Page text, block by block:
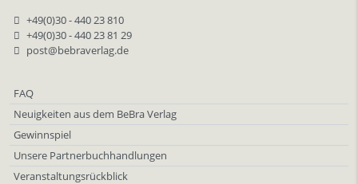
+49(0)30 - 440 23 810
+49(0)30 - 440 23 81 29
post@bebraverlag.de
FAQ
Neuigkeiten aus dem BeBra Verlag
Gewinnspiel
Unsere Partnerbuchhandlungen
Veranstaltungsrückblick